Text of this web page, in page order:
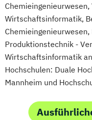
Wirtschaftsinformatik,
Produktionstechnik -
Wirtschaftsinformatik
Hochschulen: Duale
Mannheim und